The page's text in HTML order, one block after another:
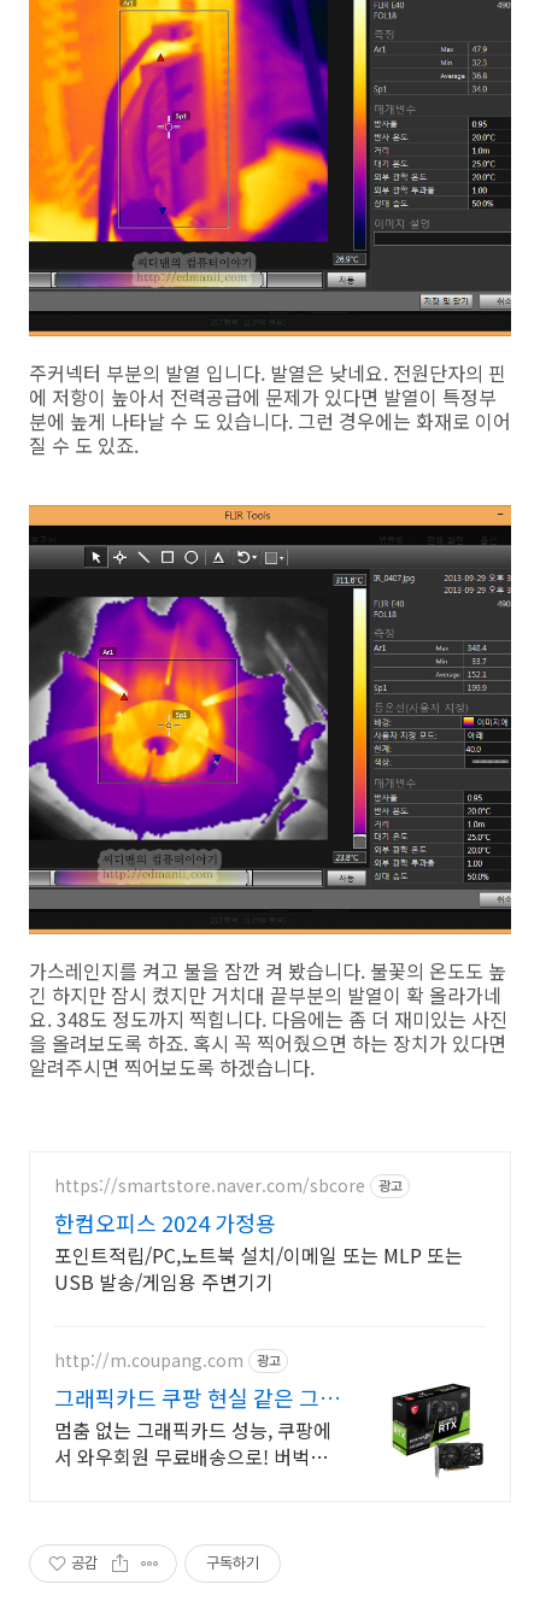
주커넥터 부분의 발열 입니다. 발열은 낮네요. 전원단자의 핀
에 저항이 높아서 전력공급에 문제가 있다면 발열이 특정부
분에 높게 나타날 수 도 있습니다. 그런 경우에는 화재로 이어
질 수 도 있죠.
가스레인지를 켜고 불을 잠깐 켜 봤습니다. 불꽃의 온도도 높
긴 하지만 잠시 켰지만 거치대 끝부분의 발열이 확 올라가네
요. 348도 정도까지 찍힙니다. 다음에는 좀 더 재미있는 사진
을 올려보도록 하죠. 혹시 꼭 찍어줬으면 하는 장치가 있다면
알려주시면 찍어보도록 하겠습니다.
https://smartstore.naver.com/sbcore 광고
한컴오피스 2024 가정용
포인트적립/PC,노트북 설치/이메일 또는 MLP 또는
USB 발송/게임용 주변기기
http://m.coupang.com 광고
그래픽카드 쿠팡 현실 같은 그래
픽 퀄리티
멈춤 없는 그래픽카드 성능, 쿠팡에
서 와우회원 무료배송으로! 버벅이
공감 구독하기